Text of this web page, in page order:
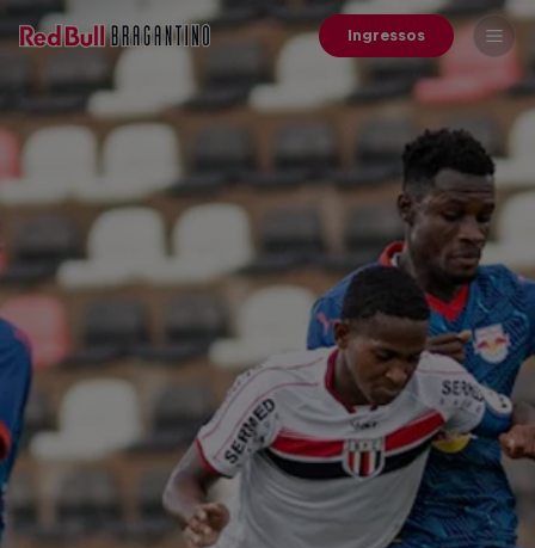
Ingressos